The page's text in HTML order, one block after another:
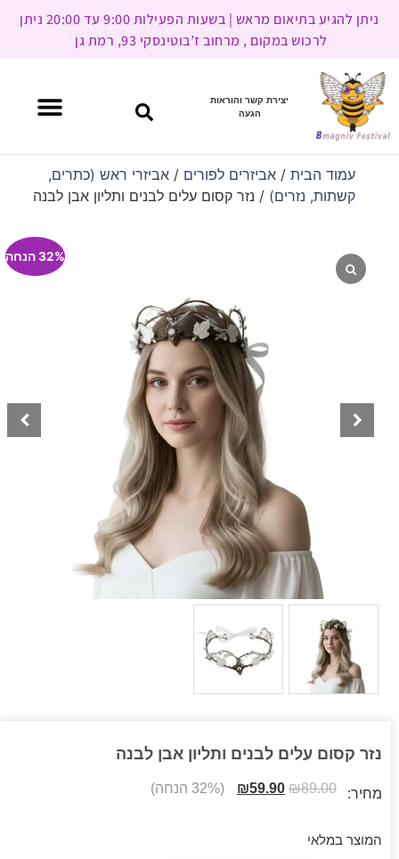
ניתן להגיע בתיאום מראש | בשעות הפעילות 9:00 עד 20:00 ניתן
לרכוש במקום , מרחוב ז’בוטינסקי 93, רמת גן
יצירת קשר והוראות
הגעה
עמוד הבית/ אביזרים לפורים / אביזרי ראש (כתרים,
קשתות, נזרים) / נזר קסום עלים לבנים ותליון אבן לבנה
32% הנחה
נזר קסום עלים לבנים ותליון אבן לבנה
מחיר: ₪89.00
₪59.90 (32% הנחה)
המוצר במלאי